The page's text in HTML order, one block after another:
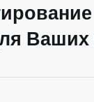
Ваших